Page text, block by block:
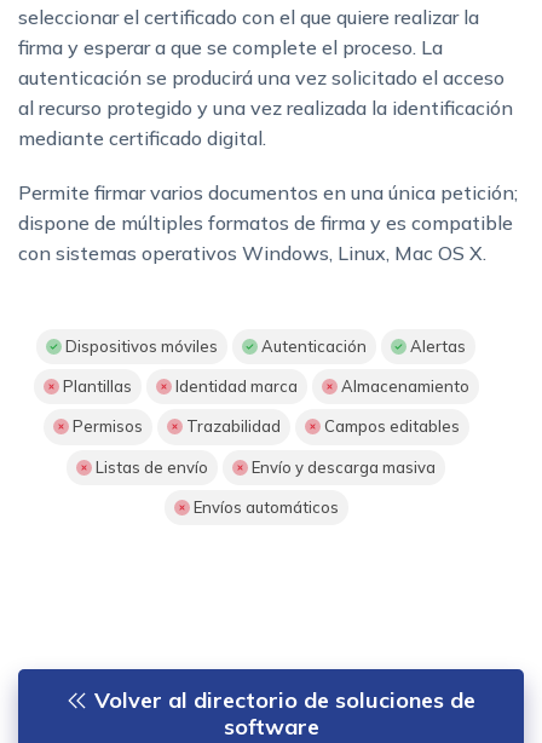
seleccionar el certificado con el que quiere realizar la
firma y esperar a que se complete el proceso. La
autenticación se producirá una vez solicitado el acceso
al recurso protegido y una vez realizada la identificación
mediante certificado digital.
Permite firmar varios documentos en una única petición;
dispone de múltiples formatos de firma y es compatible
con sistemas operativos Windows, Linux, Mac OS X.
Dispositivos móviles Autenticación Alertas
Plantillas Identidad marca Almacenamiento
Permisos Trazabilidad Campos editables
Listas de envío Envío y descarga masiva
Envíos automáticos
Volver al directorio de soluciones de
software